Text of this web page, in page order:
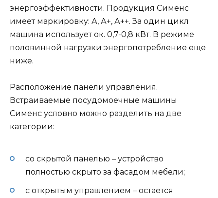
энергоэффективности. Продукция Сименс
имеет маркировку: А, А+, А++. За один цикл
машина использует ок. 0,7-0,8 кВт. В режиме
половинной нагрузки энергопотребление еще
ниже.
Расположение панели управления.
Встраиваемые посудомоечные машины
Сименс условно можно разделить на две
категории:
со скрытой панелью – устройство
полностью скрыто за фасадом мебели;
с открытым управлением – остается